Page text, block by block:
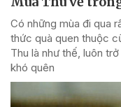
Có những mùa đi qua
thức quà quen thuộc
Thu là như thế, luôn
khó quên